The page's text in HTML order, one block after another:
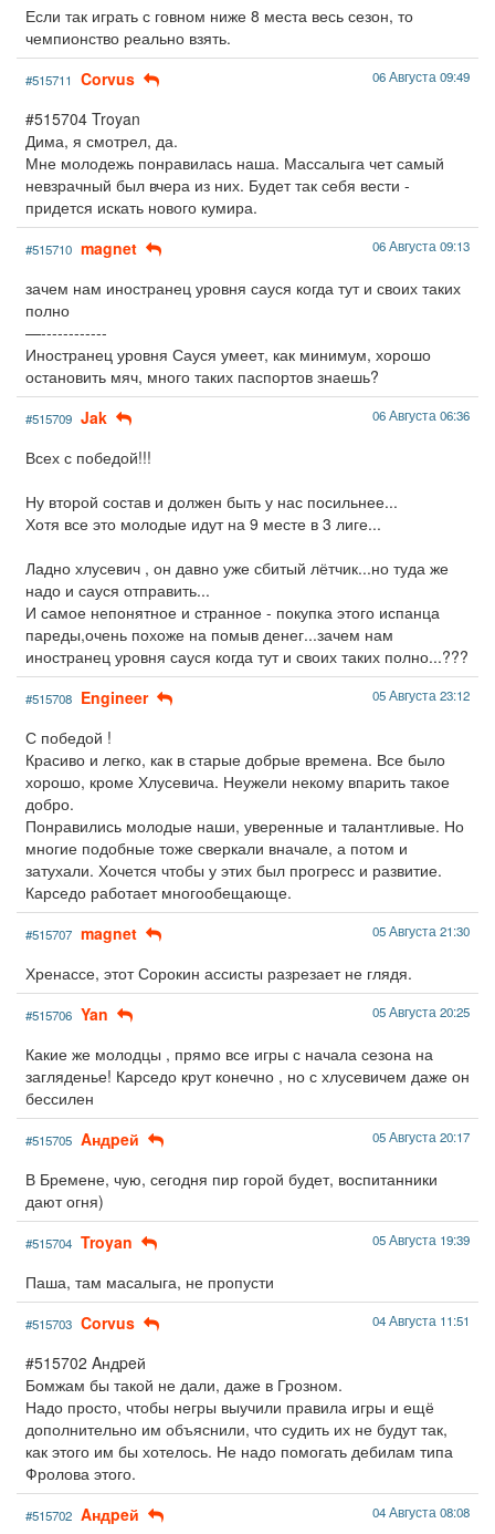
Если так играть с говном ниже 8 места весь сезон, то
чемпионство реально взять.
#515711 Corvus 06 Августа 09:49
#515704 Troyan
Дима, я смотрел, да.
Мне молодежь понравилась наша. Массалыга чет самый
невзрачный был вчера из них. Будет так себя вести -
придется искать нового кумира.
#515710 magnet 06 Августа 09:13
зачем нам иностранец уровня сауся когда тут и своих таких
полно
—------------
Иностранец уровня Сауся умеет, как минимум, хорошо
остановить мяч, много таких паспортов знаешь?
#515709 Jak 06 Августа 06:36
Всех с победой!!!
Ну второй состав и должен быть у нас посильнее...
Хотя все это молодые идут на 9 месте в 3 лиге...
Ладно хлусевич , он давно уже сбитый лётчик...но туда же
надо и сауся отправить...
И самое непонятное и странное - покупка этого испанца
пареды,очень похоже на помыв денег...зачем нам
иностранец уровня сауся когда тут и своих таких полно...???
#515708 Engineer 05 Августа 23:12
С победой !
Красиво и легко, как в старые добрые времена. Все было
хорошо, кроме Хлусевича. Неужели некому впарить такое
добро.
Понравились молодые наши, уверенные и талантливые. Но
многие подобные тоже сверкали вначале, а потом и
затухали. Хочется чтобы у этих был прогресс и развитие.
Карседо работает многообещающе.
#515707 magnet 05 Августа 21:30
Хренассе, этот Сорокин ассисты разрезает не глядя.
#515706 Yan 05 Августа 20:25
Какие же молодцы , прямо все игры с начала сезона на
загляденье! Карседо крут конечно , но с хлусевичем даже он
бессилен
#515705 Aндpeй 05 Августа 20:17
В Бремене, чую, сегодня пир горой будет, воспитанники
дают огня)
#515704 Troyan 05 Августа 19:39
Паша, там масалыга, не пропусти
#515703 Corvus 04 Августа 11:51
#515702 Aндpeй
Бомжам бы такой не дали, даже в Грозном.
Надо просто, чтобы негры выучили правила игры и ещё
дополнительно им объяснили, что судить их не будут так,
как этого им бы хотелось. Не надо помогать дебилам типа
Фролова этого.
#515702 Aндpeй 04 Августа 08:08